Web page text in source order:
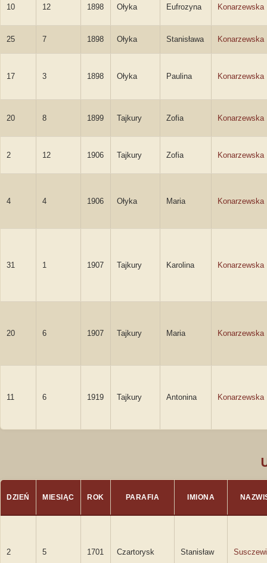
10 12 1898 Ołyka Eufrozyna Konarzewska
25 7 1898 Ołyka Stanisława Konarzewska
17 3 1898 Ołyka Paulina Konarzewska
20 8 1899 Tajkury Zofia Konarzewska
2 12 1906 Tajkury Zofia Konarzewska
4 4 1906 Ołyka Maria Konarzewska
31 1 1907 Tajkury Karolina Konarzewska
20 6 1907 Tajkury Maria Konarzewska
11 6 1919 Tajkury Antonina Konarzewska
DZIEŃ MIESIĄC ROK PARAFIA IMIONA
2 5 1701 Czartorysk Stanisław